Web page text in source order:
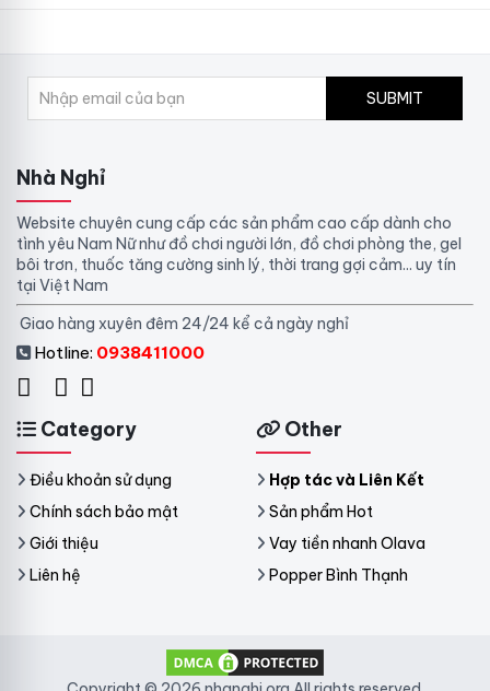
SUBMIT
Nhà Nghỉ
Website chuyên cung cấp các sản phẩm cao cấp dành cho
tình yêu Nam Nữ như đồ chơi người lớn, đồ chơi phòng the, gel
bôi trơn, thuốc tăng cường sinh lý, thời trang gợi cảm... uy tín
tại Việt Nam
Giao hàng xuyên đêm 24/24 kể cả ngày nghỉ
Hotline: 0938411000
Category
Điều khoản sử dụng
Chính sách bảo mật
Giới thiệu
Liên hệ
Other
Hợp tác và Liên Kết
Sản phẩm Hot
Vay tiền nhanh Olava
Popper Bình Thạnh